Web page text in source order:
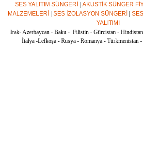
SES YALITIM SÜNGERİ AKUSTİK SÜNGER
MALZEMELERİ
SES İZOLASYON SÜNGERİ
YALITIMI
Irak- Azerbaycan - Baku - Filistin - Gürcistan -
İtalya -Lefkoşa - Rusya - Romanya - Türkmenistan